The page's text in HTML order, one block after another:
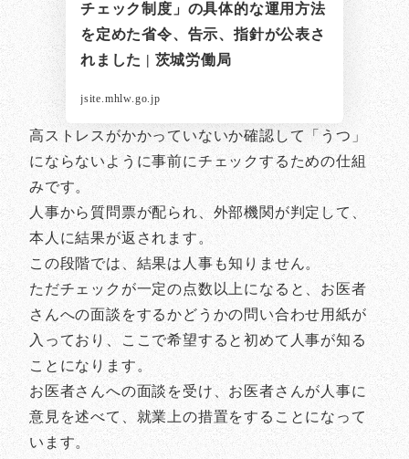
チェック制度」の具体的な運用方法
を定めた省令、告示、指針が公表さ
れました | 茨城労働局
jsite.mhlw.go.jp
高ストレスがかかっていないか確認して「うつ」
にならないように事前にチェックするための仕組
みです。
人事から質問票が配られ、外部機関が判定して、
本人に結果が返されます。
この段階では、結果は人事も知りません。
ただチェックが一定の点数以上になると、お医者
さんへの面談をするかどうかの問い合わせ用紙が
入っており、ここで希望すると初めて人事が知る
ことになります。
お医者さんへの面談を受け、お医者さんが人事に
意見を述べて、就業上の措置をすることになって
います。